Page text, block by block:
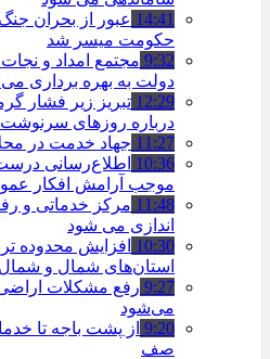
14:41 عبور از بحران
حکومت میسر شد
9:32 مجتمع امداد و نجات
دولت به بهره ‌برداری
12:29 تبریز زیر فشار
درباره روزهای
11:27 جهاد خدمت در
10:36 اطلاع‌رسانی
موجب آرامش افکار
11:48 مرکز خدماتی و
اندازی می شود
10:30 افزایش محدوده
استان‌های شمال و
9:27
می‌شود
9:20 از پشت باجه تا
صف